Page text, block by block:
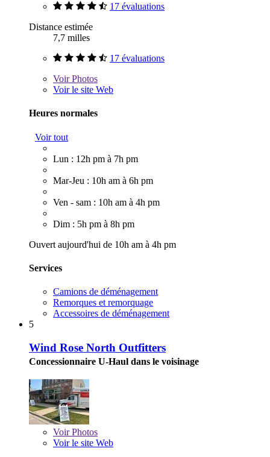
17 évaluations
Distance estimée
7,7 milles
17 évaluations
VoirPhotos
Voir le site Web
Heures normales
Voir tout
Lun : 12h pm à 7h pm
Mar-Jeu : 10h am à 6h pm
Ven - sam : 10h am à 4h pm
Dim : 5h pm à 8h pm
Ouvert aujourd'hui de 10h am à 4h pm
Services
Camions de déménagement
Remorques et remorquage
Accessoires de déménagement
5
Wind Rose North Outfitters
Concessionnaire U-Haul dans le voisinage
VoirPhotos
Voir le site Web